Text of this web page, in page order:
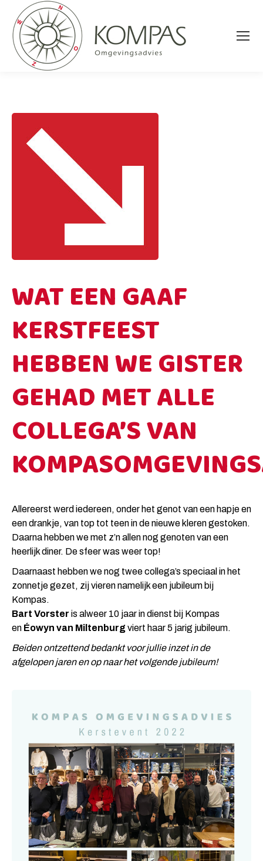
WAT EEN GAAF
KERSTFEEST
HEBBEN WE GISTER
GEHAD MET ALLE
COLLEGA’S VAN
Allereerst werd iedereen, onder het genot van een hapje en
een drankje, van top tot teen in de nieuwe kleren gestoken.
Daarna hebben we met z’n allen nog genoten van een
heerlijk diner. De sfeer was weer top!
Daarnaast hebben we nog twee collega’s speciaal in het
zonnetje gezet, zij vieren namelijk een jubileum bij
Kompas.
Bart Vorster is alweer 10 jaar in dienst bij Kompas
en Éowyn van Miltenburgviert haar 5 jarig jubileum.
Beiden ontzettend bedankt voor jullie inzet in de
afgelopen jaren en op naar het volgende jubileum!